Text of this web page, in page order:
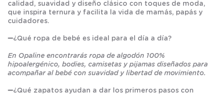
calidad, suavidad y diseño clásico con toques de moda,
que inspira ternura y facilita la vida de mamás, papás y
cuidadores.
➖¿Qué ropa de bebé es ideal para el día a día?
En Opaline encontrarás ropa de algodón 100%
hipoalergénico, bodies, camisetas y pijamas diseñados para
acompañar al bebé con suavidad y libertad de movimiento.
➖¿Qué zapatos ayudan a dar los primeros pasos con